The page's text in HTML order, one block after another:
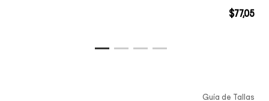
$77,05
Guía de Tallas